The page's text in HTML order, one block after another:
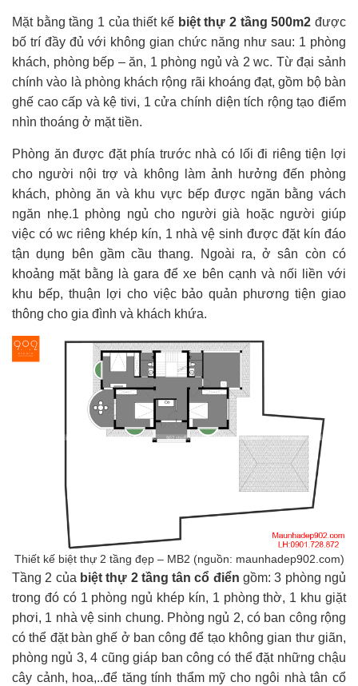
Mặt bằng tầng 1 của thiết kế biệt thự 2 tầng 500m2 được
bố trí đầy đủ với không gian chức năng như sau: 1 phòng
khách, phòng bếp – ăn, 1 phòng ngủ và 2 wc. Từ đại sảnh
chính vào là phòng khách rộng rãi khoáng đạt, gồm bộ bàn
ghế cao cấp và kệ tivi, 1 cửa chính diện tích rộng tạo điểm
nhìn thoáng ở mặt tiền.
Phòng ăn được đặt phía trước nhà có lối đi riêng tiện lợi
cho người nội trợ và không làm ảnh hưởng đến phòng
khách, phòng ăn và khu vực bếp được ngăn bằng vách
ngăn nhẹ.1 phòng ngủ cho người già hoặc người giúp
việc có wc riêng khép kín, 1 nhà vệ sinh được đặt kín đáo
tận dụng bên gầm cầu thang. Ngoài ra, ở sân còn có
khoảng mặt bằng là gara để xe bên cạnh và nối liền với
khu bếp, thuận lợi cho việc bảo quản phương tiện giao
thông cho gia đình và khách khứa.
Thiết kế biệt thự 2 tầng đẹp – MB2 (nguồn: maunhadep902.com)
Tầng 2 của biệt thự 2 tầng tân cổ điểngồm: 3 phòng ngủ
trong đó có 1 phòng ngủ khép kín, 1 phòng thờ, 1 khu giặt
phơi, 1 nhà vệ sinh chung. Phòng ngủ 2, có ban công rộng
có thể đặt bàn ghế ở ban công để tạo không gian thư giãn,
phòng ngủ 3, 4 cũng giáp ban công có thể đặt những chậu
cây cảnh, hoa,..để tăng tính thẩm mỹ cho ngôi nhà tân cổ